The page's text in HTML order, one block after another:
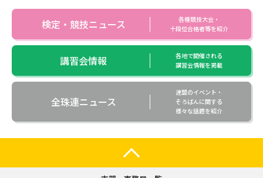
検定・競技ニュース
各種競技大会・
十段位合格者等を紹介
講習会情報
各地で開催される
講習会情報を掲載
全珠連ニュース
連盟のイベント・
そろばんに関する
様々な話題を紹介